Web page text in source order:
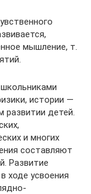
мышление, т.
истории —
развитии детей.
и многих
составляют
Развитие
ходе усвоения